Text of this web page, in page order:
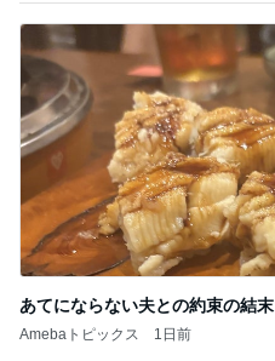
あてにならない夫との約束の結末
Amebaトピックス 1日前